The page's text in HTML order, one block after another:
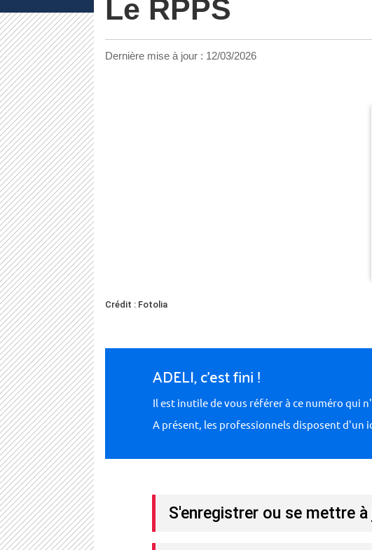
Le RPPS
Dernière mise à jour : 12/03/2026
Crédit : Fotolia
ADELI, c'est fini !
Il est inutile de vous référer à ce numéro qui
A présent, les professionnels disposent d'un
S'enregistrer ou se mettre à